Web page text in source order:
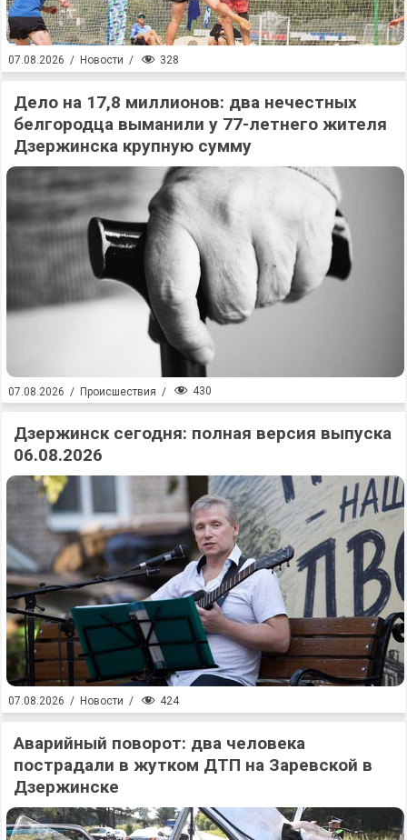
07.08.2026 / Новости / 328
Дело на 17,8 миллионов: два нечестных
белгородца выманили у 77-летнего жителя
Дзержинска крупную сумму
07.08.2026 / Происшествия / 430
Дзержинск сегодня: полная версия выпуска
06.08.2026
07.08.2026 / Новости / 424
Аварийный поворот: два человека
пострадали в жутком ДТП на Заревской в
Дзержинске